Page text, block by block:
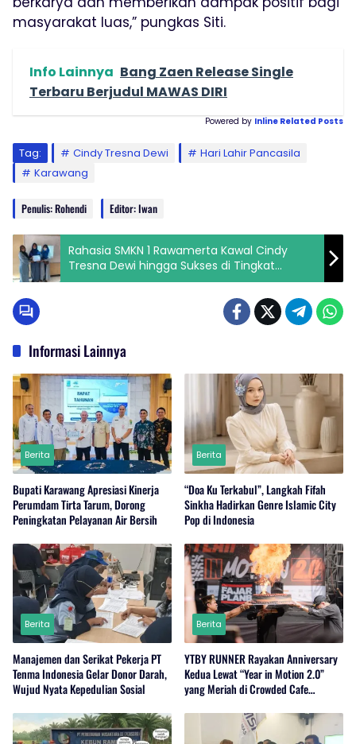
masyarakat luas,” pungkas Siti.
Info Lainnya Bang Zaen Release Single
Terbaru Berjudul MAWAS DIRI
Powered by Inline Related Posts
Tag: Cindy Tresna Dewi
Hari Lahir Pancasila
Karawang
Penulis: Rohendi Editor: Iwan
Rahasia SMKN 1 Rawamerta Kawal Cindy
Tresna Dewi hingga Sukses di Tingkat
Kabupaten
Informasi Lainnya
Berita
Bupati Karawang Apresiasi Kinerja
Perumdam Tirta Tarum, Dorong
Peningkatan Pelayanan Air Bersih
Berita
“Doa Ku Terkabul”, Langkah Fifah
Sinkha Hadirkan Genre Islamic City
Pop di Indonesia
Berita
Manajemen dan Serikat Pekerja PT
Tenma Indonesia Gelar Donor Darah,
Wujud Nyata Kepedulian Sosial
Berita
YTBY RUNNER Rayakan Anniversary
Kedua Lewat “Year in Motion 2.0”
yang Meriah di Crowded Cafe